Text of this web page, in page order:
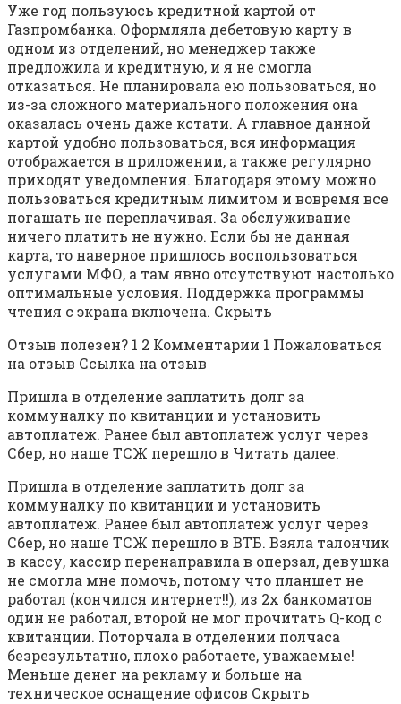
Уже год пользуюсь кредитной картой от
Газпромбанка. Оформляла дебетовую карту в
одном из отделений, но менеджер также
предложила и кредитную, и я не смогла
отказаться. Не планировала ею пользоваться, но
из-за сложного материального положения она
оказалась очень даже кстати. А главное данной
картой удобно пользоваться, вся информация
отображается в приложении, а также регулярно
приходят уведомления. Благодаря этому можно
пользоваться кредитным лимитом и вовремя все
погашать не переплачивая. За обслуживание
ничего платить не нужно. Если бы не данная
карта, то наверное пришлось воспользоваться
услугами МФО, а там явно отсутствуют настолько
оптимальные условия. Поддержка программы
чтения с экрана включена. Скрыть
Отзыв полезен? 1 2 Комментарии 1 Пожаловаться
на отзыв Ссылка на отзыв
Пришла в отделение заплатить долг за
коммуналку по квитанции и установить
автоплатеж. Ранее был автоплатеж услуг через
Сбер, но наше ТСЖ перешло в Читать далее.
Пришла в отделение заплатить долг за
коммуналку по квитанции и установить
автоплатеж. Ранее был автоплатеж услуг через
Сбер, но наше ТСЖ перешло в ВТБ. Взяла талончик
в кассу, кассир перенаправила в оперзал, девушка
не смогла мне помочь, потому что планшет не
работал (кончился интернет!!), из 2х банкоматов
один не работал, второй не мог прочитать Q-код с
квитанции. Поторчала в отделении полчаса
безрезультатно, плохо работаете, уважаемые!
Меньше денег на рекламу и больше на
техническое оснащение офисов Скрыть